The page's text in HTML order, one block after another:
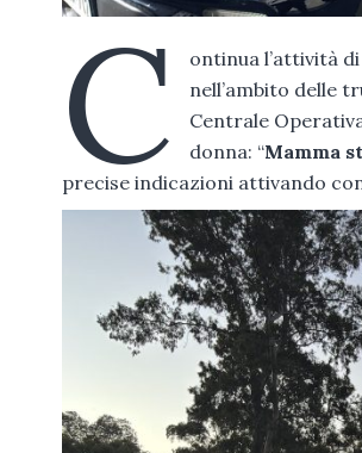
C ontinua l’attività
nell’ambito delle
Centrale
donna: “Mamma
precise indicazioni attivando